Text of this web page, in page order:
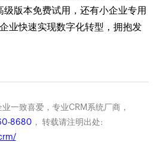
级版本免费试用，还有小企业专用
业快速实现数字化转型，拥抱发
一致喜爱，专业CRM系统厂商，
8680 ， 转载请注明出处: